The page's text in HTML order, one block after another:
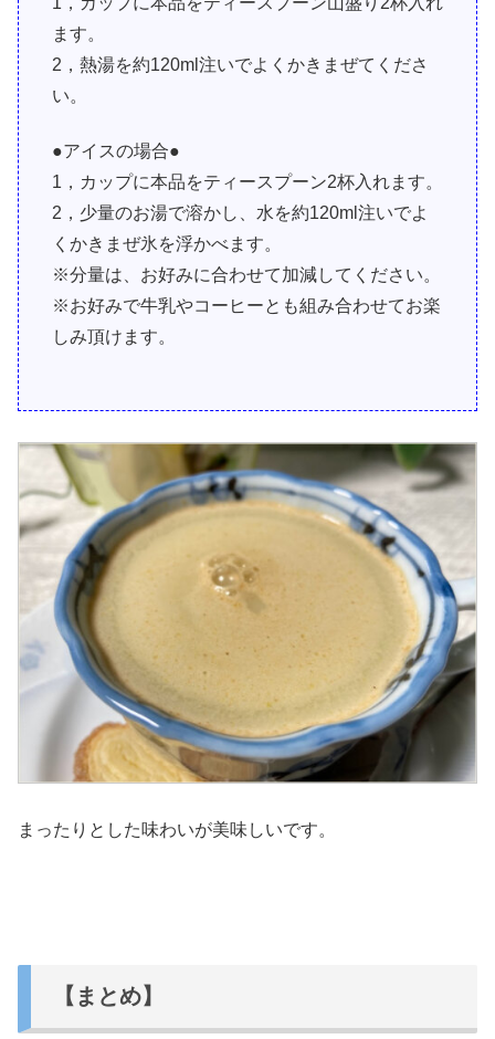
ます。
2，熱湯を約120ml注いでよくかきまぜてくださ
い。
●アイスの場合●
1，カップに本品をティースプーン2杯入れます。
2，少量のお湯で溶かし、水を約120ml注いでよ
くかきまぜ氷を浮かべます。
※分量は、お好みに合わせて加減してください。
※お好みで牛乳やコーヒーとも組み合わせてお楽
しみ頂けます。
まったりとした味わいが美味しいです。
【まとめ】